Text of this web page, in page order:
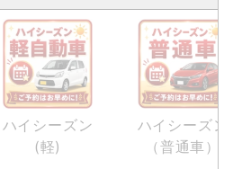
ハイシーズン
(軽)
ハイシーズン
（普通車）